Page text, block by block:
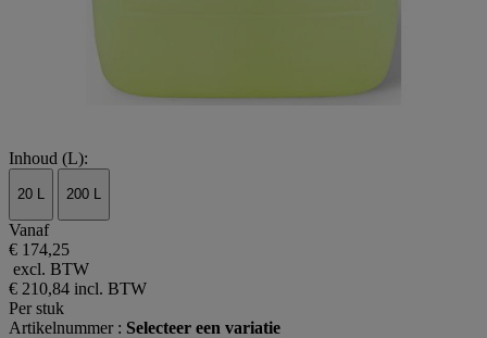
Inhoud (L):
20 L 200 L
Vanaf
€ 174,25
excl. BTW
€ 210,84 incl. BTW
Per stuk
Artikelnummer : Selecteer een variatie